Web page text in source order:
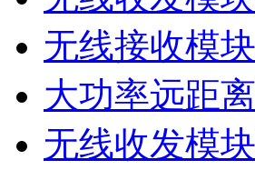
无线接收模
大功率远距
无线收发模